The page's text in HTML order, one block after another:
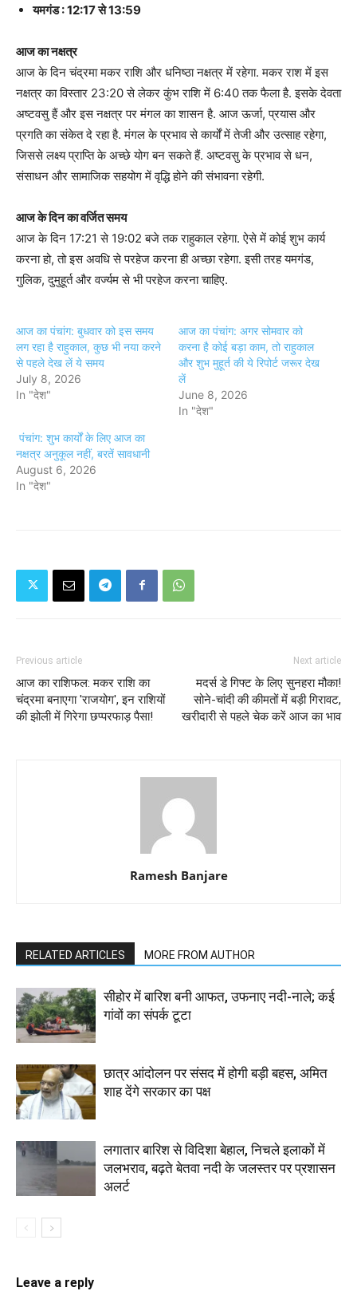
यमगंड : 12:17 से 13:59
आज का नक्षत्र
आज के दिन चंद्रमा मकर राशि और धनिष्ठा नक्षत्र में रहेगा. मकर राश में इस
नक्षत्र का विस्तार 23:20 से लेकर कुंभ राशि में 6:40 तक फैला है. इसके देवता
अष्टवसु हैं और इस नक्षत्र पर मंगल का शासन है. आज ऊर्जा, प्रयास और
प्रगति का संकेत दे रहा है. मंगल के प्रभाव से कार्यों में तेजी और उत्साह रहेगा,
जिससे लक्ष्य प्राप्ति के अच्छे योग बन सकते हैं. अष्टवसु के प्रभाव से धन,
संसाधन और सामाजिक सहयोग में वृद्धि होने की संभावना रहेगी.
आज के दिन का वर्जित समय
आज के दिन 17:21 से 19:02 बजे तक राहुकाल रहेगा. ऐसे में कोई शुभ कार्य
करना हो, तो इस अवधि से परहेज करना ही अच्छा रहेगा. इसी तरह यमगंड,
गुलिक, दुमुहूर्त और वर्ज्यम से भी परहेज करना चाहिए.
आज का पंचांग: बुधवार को इस समय
लग रहा है राहुकाल, कुछ भी नया करने
से पहले देख लें ये समय
July 8, 2026
In "देश"
आज का पंचांग: अगर सोमवार को
करना है कोई बड़ा काम, तो राहुकाल
और शुभ मुहूर्त की ये रिपोर्ट जरूर देख
लें
June 8, 2026
In "देश"
पंचांग: शुभ कार्यों के लिए आज का
नक्षत्र अनुकूल नहीं, बरतें सावधानी
August 6, 2026
In "देश"
Previous article
आज का राशिफल: मकर राशि का
चंद्रमा बनाएगा 'राजयोग', इन राशियों
की झोली में गिरेगा छप्परफाड़ पैसा!
Next article
मदर्स डे गिफ्ट के लिए सुनहरा मौका!
सोने-चांदी की कीमतों में बड़ी गिरावट,
खरीदारी से पहले चेक करें आज का भाव
Ramesh Banjare
RELATED ARTICLES MORE FROM AUTHOR
सीहोर में बारिश बनी आफत, उफनाए नदी-नाले; कई
गांवों का संपर्क टूटा
छात्र आंदोलन पर संसद में होगी बड़ी बहस, अमित
शाह देंगे सरकार का पक्ष
लगातार बारिश से विदिशा बेहाल, निचले इलाकों में
जलभराव, बढ़ते बेतवा नदी के जलस्तर पर प्रशासन
अलर्ट
Leave a reply